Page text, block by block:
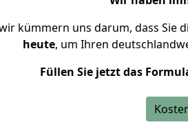
kümmern uns darum, dass Sie
heute, um Ihren
Füllen Sie jetzt das